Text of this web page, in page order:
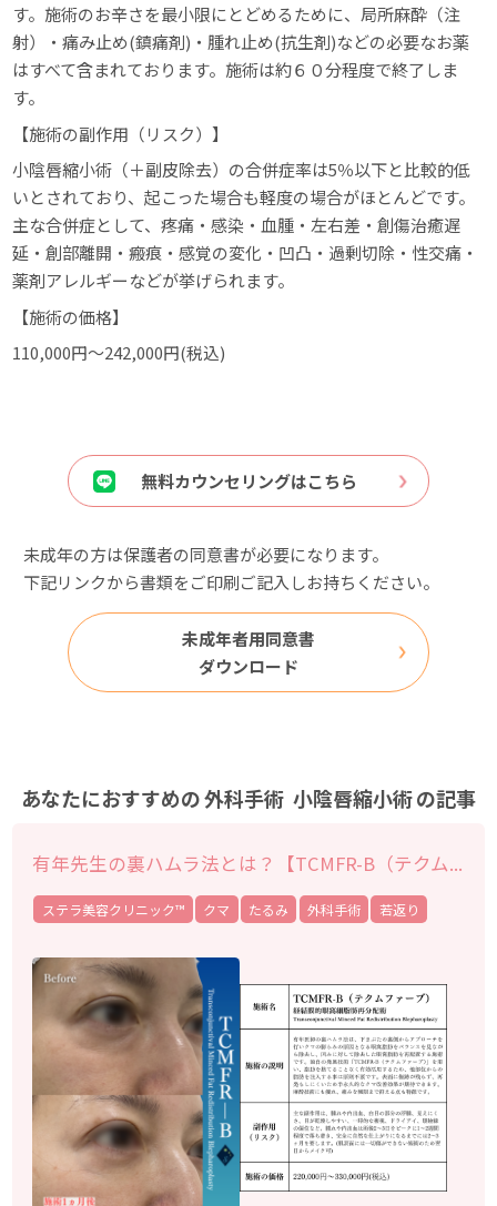
す。施術のお辛さを最小限にとどめるために、局所麻酔（注
射）・痛み止め(鎮痛剤)・腫れ止め(抗生剤)などの必要なお薬
はすべて含まれております。 施術は約６０分程度で終了しま
す。
【施術の副作用（リスク）】
小陰唇縮小術（＋副皮除去）の合併症率は5％以下と比較的低
いとされており、起こった場合も軽度の場合がほとんどです。
主な合併症として、疼痛・感染・血腫・左右差・創傷治癒遅
延・創部離開・瘢痕・感覚の変化・凹凸・過剰切除・性交痛・
薬剤アレルギーなどが挙げられます。
【施術の価格】
110,000円～242,000円(税込)
無料カウンセリングはこちら
未成年の方は保護者の同意書が必要になります。
下記リンクから書類をご印刷ご記入しお持ちください。
未成年者用同意書
ダウンロード
あなたにおすすめの外科手術 小陰唇縮小術の記事
有年先生の裏ハムラ法とは？【TCMFR-B（テクム...
ステラ美容クリニック™︎ クマ たるみ 外科手術 若返り